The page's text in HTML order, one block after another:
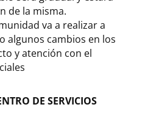
de la misma.
va a realizar a
algunos cambios en los
y atención con el
DE SERVICIOS